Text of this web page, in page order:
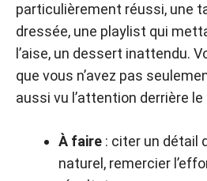
particulièrement réussi, une
dressée, une playlist qui
l’aise, un dessert inattendu.
que vous n’avez pas
aussi vu l’attention derrière le
À faire : citer un détail
naturel, remercier